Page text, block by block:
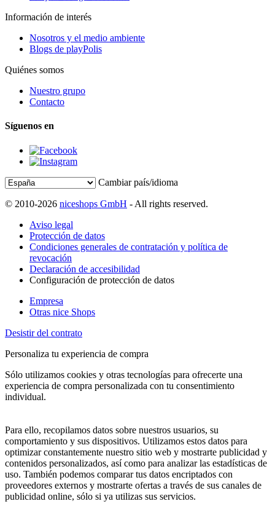
Información de interés
Nosotros y el medio ambiente
Blogs de playPolis
Quiénes somos
Nuestro grupo
Contacto
Síguenos en
Cambiar país/idioma
© 2010-2026 niceshops GmbH - All rights reserved.
Aviso legal
Protección de datos
Condiciones generales de contratación y política de
revocación
Declaración de accesibilidad
Configuración de protección de datos
Empresa
Otras nice Shops
Desistir del contrato
Personaliza tu experiencia de compra
Sólo utilizamos cookies y otras tecnologías para ofrecerte una
experiencia de compra personalizada con tu consentimiento
individual.
Para ello, recopilamos datos sobre nuestros usuarios, su
comportamiento y sus dispositivos. Utilizamos estos datos para
optimizar constantemente nuestro sitio web y mostrarte publicidad y
contenidos personalizados, así como para analizar las estadísticas de
uso. También podemos comparar tus datos encriptados con
proveedores externos y mostrarte ofertas a través de sus canales de
publicidad online, sólo si ya utilizas sus servicios.